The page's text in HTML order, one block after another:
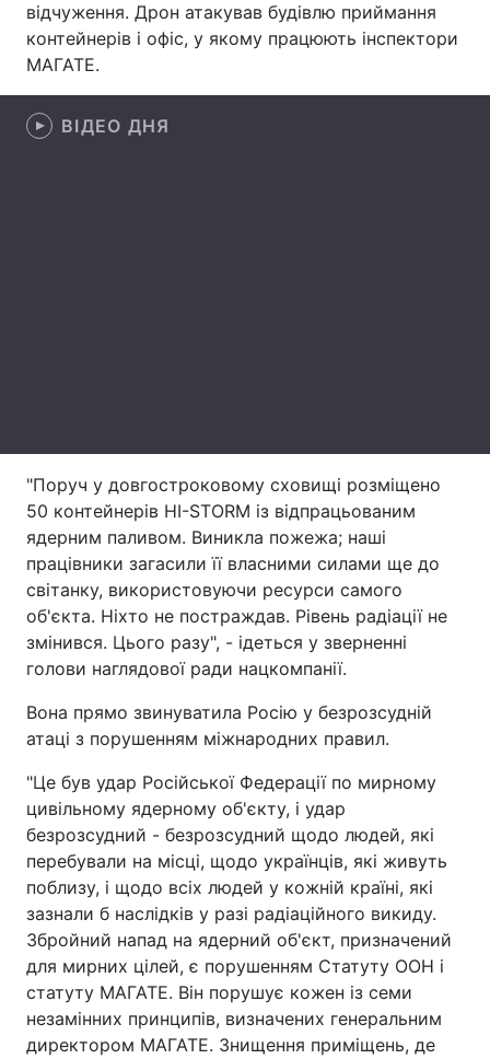
Цікавинки Погода
Екологія
Лонгріди
Тема оформлення
відчуження. Дрон атакував будівлю приймання
контейнерів і офіс, у якому працюють інспектори
МАГАТЕ.
ВІДЕО ДНЯ
"Поруч у довгостроковому сховищі розміщено
50 контейнерів HI-STORM із відпрацьованим
ядерним паливом. Виникла пожежа; наші
працівники загасили її власними силами ще до
світанку, використовуючи ресурси самого
об'єкта. Ніхто не постраждав. Рівень радіації не
змінився. Цього разу", - ідеться у зверненні
голови наглядової ради нацкомпанії.
Вона прямо звинуватила Росію у безрозсудній
атаці з порушенням міжнародних правил.
"Це був удар Російської Федерації по мирному
цивільному ядерному об'єкту, і удар
безрозсудний - безрозсудний щодо людей, які
перебували на місці, щодо українців, які живуть
поблизу, і щодо всіх людей у кожній країні, які
зазнали б наслідків у разі радіаційного викиду.
Збройний напад на ядерний об'єкт, призначений
для мирних цілей, є порушенням Статуту ООН і
статуту МАГАТЕ. Він порушує кожен із семи
незамінних принципів, визначених генеральним
директором МАГАТЕ. Знищення приміщень, де